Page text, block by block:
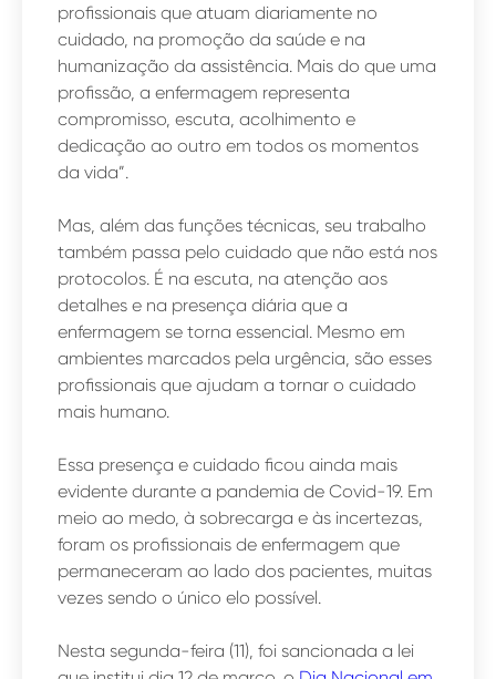
profissionais que atuam diariamente no
cuidado, na promoção da saúde e na
humanização da assistência. Mais do que uma
profissão, a enfermagem representa
compromisso, escuta, acolhimento e
dedicação ao outro em todos os momentos
da vida”.
Mas, além das funções técnicas, seu trabalho
também passa pelo cuidado que não está nos
protocolos. É na escuta, na atenção aos
detalhes e na presença diária que a
enfermagem se torna essencial. Mesmo em
ambientes marcados pela urgência, são esses
profissionais que ajudam a tornar o cuidado
mais humano.
Essa presença e cuidado ficou ainda mais
evidente durante a pandemia de Covid-19. Em
meio ao medo, à sobrecarga e às incertezas,
foram os profissionais de enfermagem que
permaneceram ao lado dos pacientes, muitas
vezes sendo o único elo possível.
Nesta segunda-feira (11), foi sancionada a lei